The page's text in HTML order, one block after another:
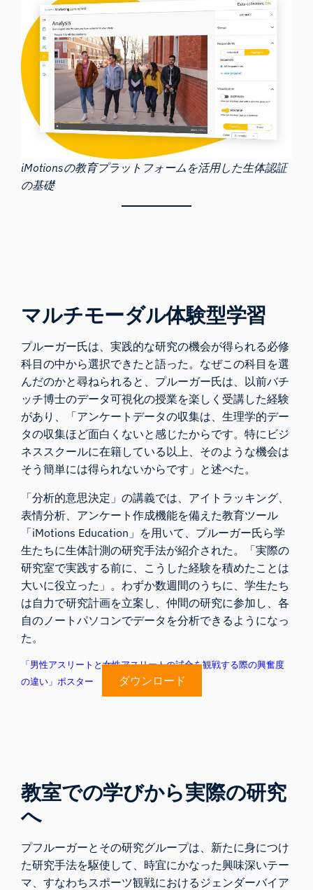
iMotionsの教育プラットフォームを活用した生体認証
の基礎
マルチモーダル体験型学習
プルーガー氏は、実践的な研究の機会が得られる必修
科目の中から選択できたと語った。なぜこの科目を選
んだのかと尋ねられると、プルーガー氏は、以前バチ
ッチ博士のデータ可視化の授業を楽しく受講した経験
があり、「アンケートデータの収集は、生理学的デー
タの収集ほど面白くないと感じたからです。特にビジ
ネススクールに在籍している以上、そのような機会は
そう簡単には得られないからです」と述べた。
「分析的意思決定」の講義では、アイトラッキング、
表情分析、アンケート作成機能を備えた教育ツール
「iMotions Education」を用いて、プルーガー氏ら学
生たちに生体計測の研究手法が紹介された。「実際の
研究室で実践する前に、こうした経験を積めたことは
大いに役立った」。わずか数週間のうちに、学生たち
は自力で研究計画を立案し、仲間の研究に参加し、各
自のノートパソコンでデータを分析できるようになっ
た。
「男性アスリートと女性アスリートの試合を観戦する際の興奮度
の違い」ポスター
ダウンロード
教室での学びから実際の研究
へ
プフルーガーとその研究グループは、新たに身につけ
た研究手法を駆使して、時宜にかなった興味深いテー
マ、すなわちスポーツ観戦におけるジェンダーバイア